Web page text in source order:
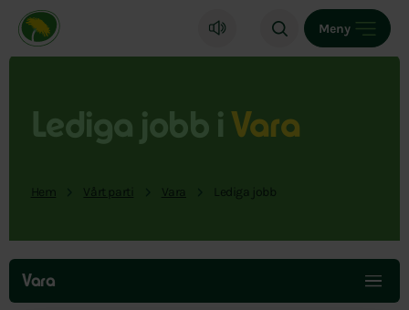
Miljöpartiet de gröna, startsida
Meny
Lediga jobb i Vara
Hem Vårt parti Vara Lediga jobb
Hoppa
över
menyn
Vara